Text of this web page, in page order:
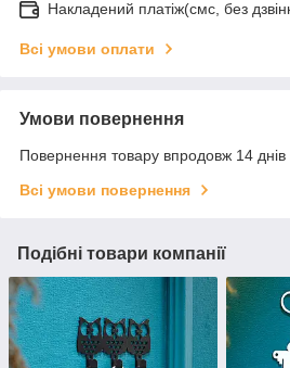
Накладений платіж(смс, без
Всі умови оплати
Умови повернення
Повернення товару впродовж 14 днів
Всі умови повернення
Подібні товари компанії